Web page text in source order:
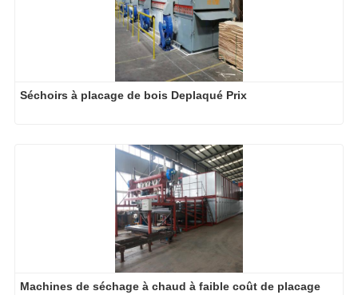
Séchoirs à placage de bois Deplaqué Prix
Machines de séchage à chaud à faible coût de placage